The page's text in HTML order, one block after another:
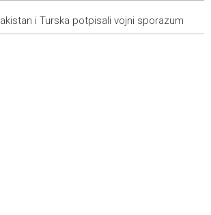
za 8. 8. 2026. godine (subota)
i Turska potpisali vojni sporazum